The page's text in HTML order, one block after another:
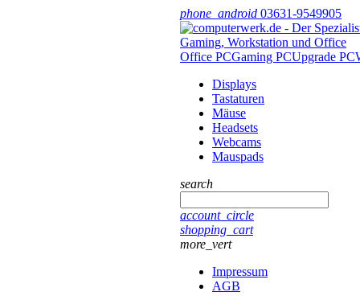
phone_android 03631-9549905
Office PCGaming PCUpgrade PC
Displays
Tastaturen
Mäuse
Headsets
Webcams
Mauspads
search
account_circle
shopping_cart
more_vert
Impressum
AGB